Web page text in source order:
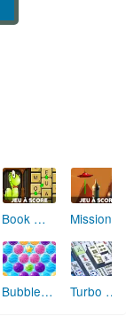
Book Worm Français
Bubble Shooter Archibald the Pirate Turbo Mah Jongg Solitaire